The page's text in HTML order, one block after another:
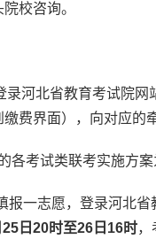
校咨询。
录河北省教育考试院网
费界面），向对应的
各考试类联考实施方案
报一志愿，登录河北省
日20时至26日16时，